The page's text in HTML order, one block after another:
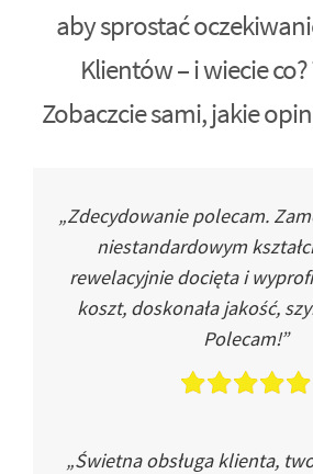
aby sprostać
Klientów – i wiecie co?
Zobaczcie sami, jakie
„Zdecydowanie polecam.
niestandardowym
rewelacyjnie docięta i
koszt, doskonała jakość,
Polecam!”
„Świetna obsługa klienta,